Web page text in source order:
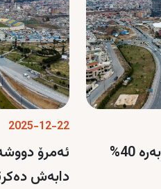
دهۆک؛ بازاڕی خانووبەرە 40%
2025-12-22
ئەمرۆ
دابەش